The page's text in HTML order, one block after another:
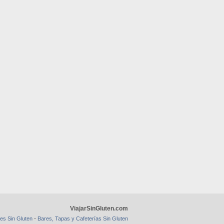
ViajarSinGluten.com
Sin Gluten - Bares, Tapas y Cafeterías Sin Gluten